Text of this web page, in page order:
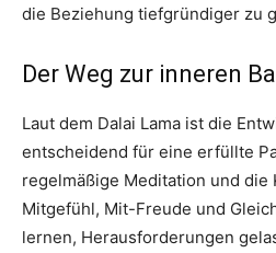
die Beziehung tiefgründiger zu
Der Weg zur inneren
Laut dem Dalai Lama ist die
entscheidend für eine erfüllte
regelmäßige Meditation und die
Mitgefühl, Mit-Freude und
lernen, Herausforderungen